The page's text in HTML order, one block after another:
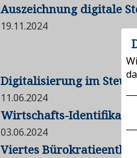
Auszeichnung digitale
19.11.2024
Digitalisierung im
11.06.2024
Wirtschafts-
03.06.2024
Viertes